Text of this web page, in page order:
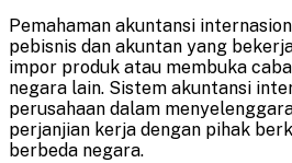
Pemahaman akuntansi
pebisnis dan akuntan yang
impor produk atau membuka
negara lain. Sistem akuntansi
perusahaan dalam
perjanjian kerja dengan pihak
berbeda negara.